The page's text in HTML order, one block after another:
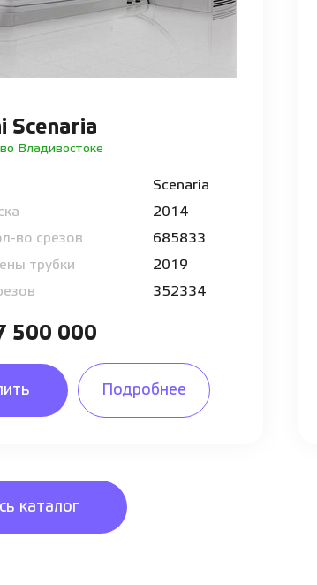
Scenaria
Владивостоке
Scenaria
2014
во срезов
685833
трубки
2019
352334
500 000
Подробнее
каталог